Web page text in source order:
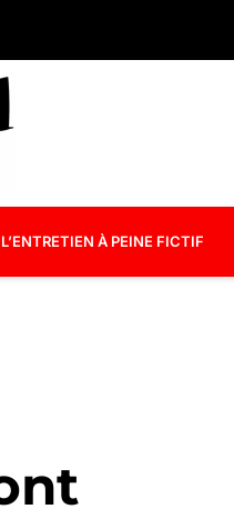
L’ENTRETIEN À PEINE FICTIF